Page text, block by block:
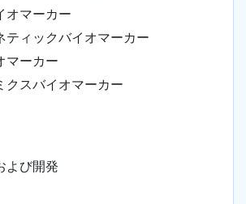
オマーカー
ティックバイオマーカー
マーカー
クスバイオマーカー
よび開発